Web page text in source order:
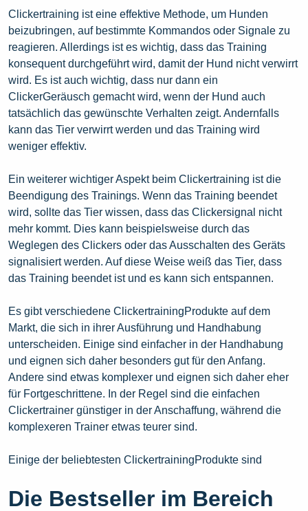
Clickertraining ist eine effektive Methode, um Hunden
beizubringen, auf bestimmte Kommandos oder Signale zu
reagieren. Allerdings ist es wichtig, dass das Training
konsequent durchgeführt wird, damit der Hund nicht verwirrt
wird. Es ist auch wichtig, dass nur dann ein
ClickerGeräusch gemacht wird, wenn der Hund auch
tatsächlich das gewünschte Verhalten zeigt. Andernfalls
kann das Tier verwirrt werden und das Training wird
weniger effektiv.
Ein weiterer wichtiger Aspekt beim Clickertraining ist die
Beendigung des Trainings. Wenn das Training beendet
wird, sollte das Tier wissen, dass das Clickersignal nicht
mehr kommt. Dies kann beispielsweise durch das
Weglegen des Clickers oder das Ausschalten des Geräts
signalisiert werden. Auf diese Weise weiß das Tier, dass
das Training beendet ist und es kann sich entspannen.
Es gibt verschiedene ClickertrainingProdukte auf dem
Markt, die sich in ihrer Ausführung und Handhabung
unterscheiden. Einige sind einfacher in der Handhabung
und eignen sich daher besonders gut für den Anfang.
Andere sind etwas komplexer und eignen sich daher eher
für Fortgeschrittene. In der Regel sind die einfachen
Clickertrainer günstiger in der Anschaffung, während die
komplexeren Trainer etwas teurer sind.
Einige der beliebtesten ClickertrainingProdukte sind
Die Bestseller im Bereich